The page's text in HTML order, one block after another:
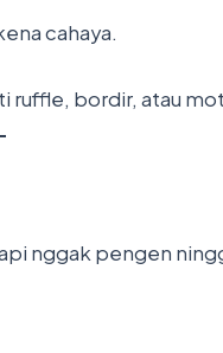
cahaya.
ruffle, bordir, atau
nggak pengen